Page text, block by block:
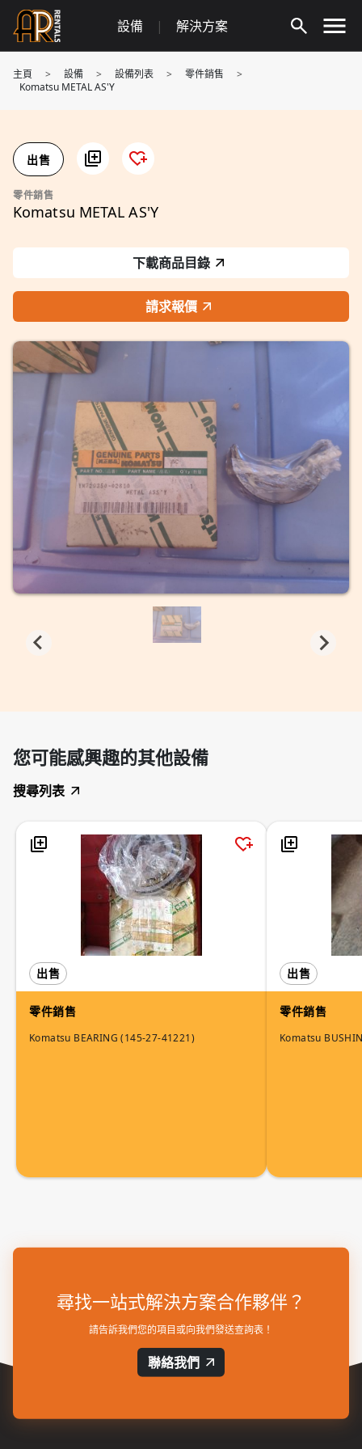
Skip
content
設備 | 解決方案
主頁 > 設備 > 設備列表 > 零件銷售
>
Komatsu METAL AS'Y
出售
零件銷售
Komatsu METAL AS'Y
下載商品目錄
請求報價
您可能感興趣的其他設備
搜尋列表
出售
零件銷售
Komatsu BEARING (145-27-41221)
出售
零件銷售
Komatsu
尋找一站式解決方案合作夥伴？
請告訴我們您的項目或向我們發送查詢表！
聯絡我們